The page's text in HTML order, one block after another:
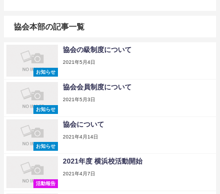
協会本部の記事一覧
お知らせ
協会の級制度について
2021年5月4日
お知らせ
協会会員制度について
2021年5月3日
お知らせ
協会について
2021年4月14日
活動報告
2021年度 横浜校活動開始
2021年4月7日